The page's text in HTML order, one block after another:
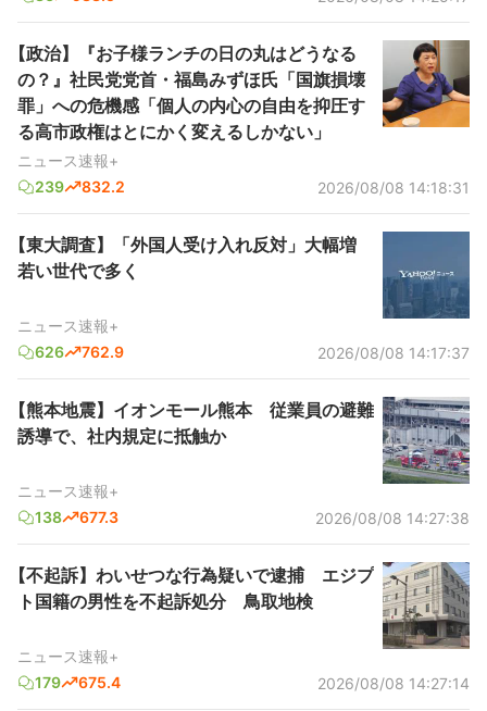
【政治】『お子様ランチの日の丸はどうなる
の？』社民党党首・福島みずほ氏「国旗損壊
罪」への危機感「個人の内心の自由を抑圧す
る高市政権はとにかく変えるしかない」
ニュース速報+
239
832.2 2026/08/08 14:18:31
【東大調査】「外国人受け入れ反対」大幅増
若い世代で多く
ニュース速報+
626
762.9 2026/08/08 14:17:37
【熊本地震】イオンモール熊本 従業員の避難
誘導で、社内規定に抵触か
ニュース速報+
138
677.3 2026/08/08 14:27:38
【不起訴】わいせつな行為疑いで逮捕 エジプ
ト国籍の男性を不起訴処分 鳥取地検
ニュース速報+
179
675.4 2026/08/08 14:27:14